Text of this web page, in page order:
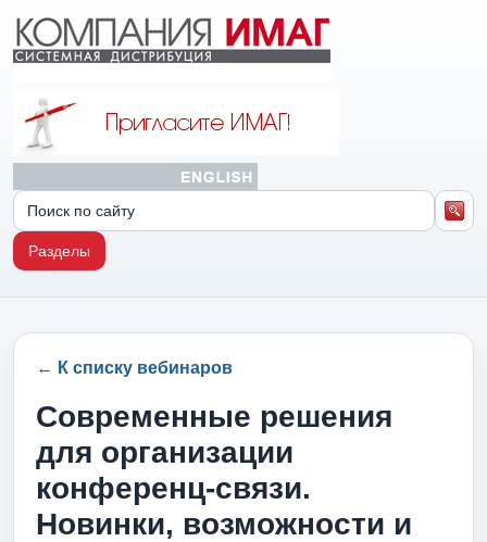
Разделы
← К списку вебинаров
Современные решения
для организации
конференц-связи.
Новинки, возможности и